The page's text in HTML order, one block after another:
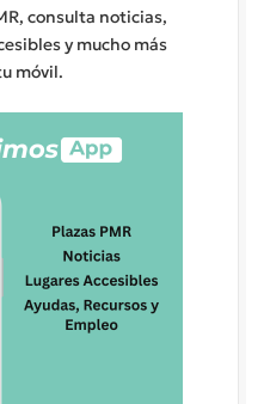
consulta noticias,
y mucho más
móvil.